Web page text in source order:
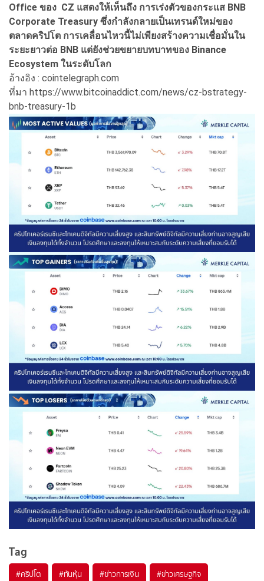
Office ของ CZ แสดงให้เห็นถึง การเร่งตัวของกระแส BNB
Corporate Treasury ซึ่งกำลังกลายเป็นเทรนด์ใหม่ของ
ตลาดคริปโต การเคลื่อนไหวนี้ไม่เพียงสร้างความเชื่อมั่นใน
ระยะยาวต่อ BNB แต่ยังช่วยขยายบทบาทของ Binance
Ecosystem ในระดับโลก
อ้างอิง : cointelegraph.com
ที่มา https://www.bitcoinaddict.com/news/cz-bstrategy-
bnb-treasury-1b
Tag
#คริปโต #ทันหุ้น #ข่าวการเงิน #ข่าวเศรษฐกิจ